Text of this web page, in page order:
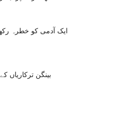
ایک آدمی کو خطرہ
بینگن ترکاریاں